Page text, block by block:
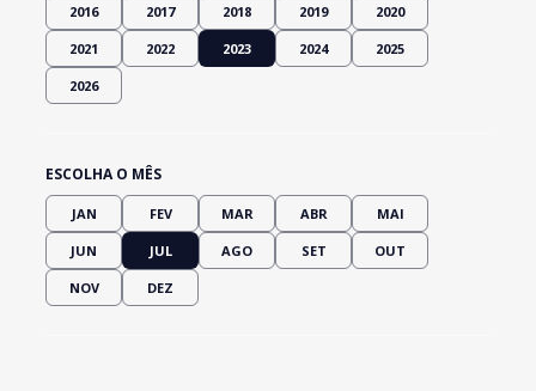
2016 2017 2018 2019 2020
2021 2022 2023 2024 2025
2026
ESCOLHA O MÊS
JAN FEV MAR ABR MAI
JUN JUL AGO SET OUT
NOV DEZ